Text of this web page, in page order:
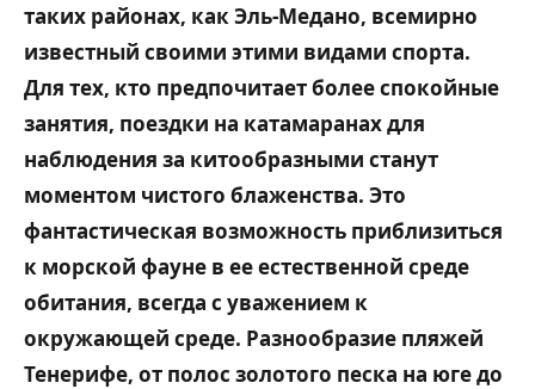
таких районах, как Эль-Медано, всемирно
известный своими этими видами спорта.
Для тех, кто предпочитает более спокойные
занятия, поездки на катамаранах для
наблюдения за китообразными станут
моментом чистого блаженства. Это
фантастическая возможность приблизиться
к морской фауне в ее естественной среде
обитания, всегда с уважением к
окружающей среде. Разнообразие пляжей
Тенерифе, от полос золотого песка на юге до